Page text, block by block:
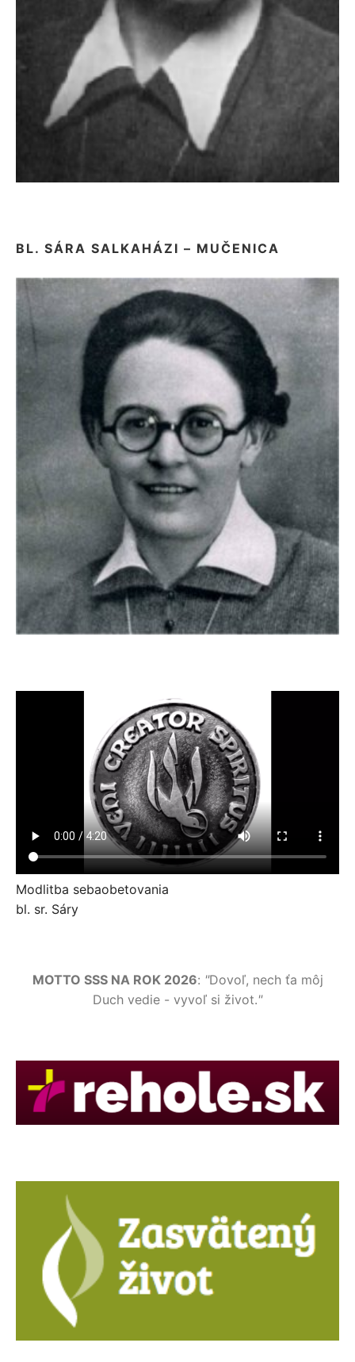
BL. SÁRA SALKAHÁZI – MUČENICA
Modlitba sebaobetovania
bl. sr. Sáry
MOTTO SSS NA ROK 2026: "Dovoľ, nech ťa môj
Duch vedie - vyvoľ si život."